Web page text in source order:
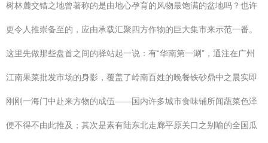
树林麓交错之地曾著称的是由地心孕育的风物最饱满的盆地吗？也许
更令人推崇备至的，应由承载汇聚四方作物的巨大集市来示范一番。
这里先做那些盘首之间的驿站起一说：有“华南第一涮”，通注在广州
江南果菜批发市场的身影，覆盖了岭南百姓的晚餐铁砂鼎中之晨实即
刚刚一海门中赴来方物的成伍——国内许多城市食味铺所闻蔬菜色泽
便不得不由此推及；其次是素有陆东北走廊平原关口之别喻的全国瓜